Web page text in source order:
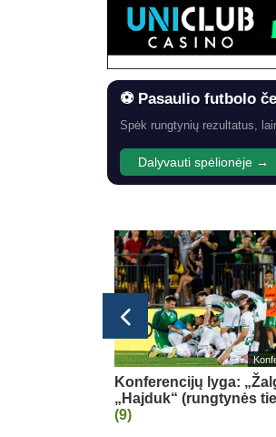
⚽ Pasaulio futbolo
Spėk rungtynių rezultatus,
Dalyvauti spėlionėje →
Konferencijų lyga:
„Hajduk“ (rungtynės
(9)